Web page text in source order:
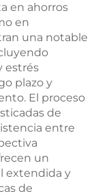
en ahorros
en
una notable
estrés
plazo y
El proceso
de
entre
un
extendida y
de